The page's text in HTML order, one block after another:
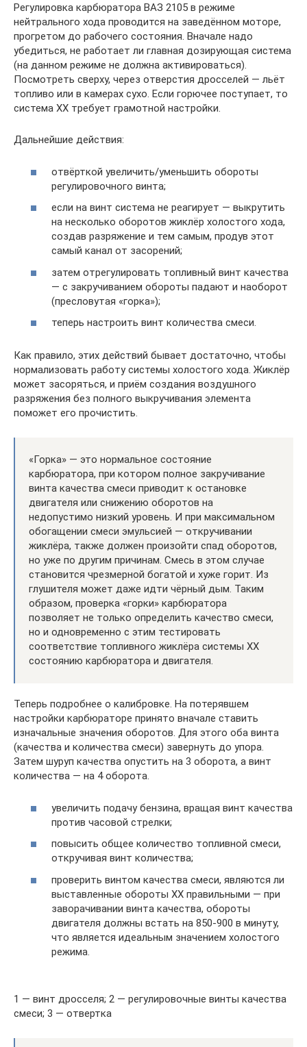
Регулировка карбюратора ВАЗ 2105 в режиме
нейтрального хода проводится на заведённом моторе,
прогретом до рабочего состояния. Вначале надо
убедиться, не работает ли главная дозирующая система
(на данном режиме не должна активироваться).
Посмотреть сверху, через отверстия дросселей — льёт
топливо или в камерах сухо. Если горючее поступает, то
система ХХ требует грамотной настройки.
Дальнейшие действия:
отвёрткой увеличить/уменьшить обороты
регулировочного винта;
если на винт система не реагирует — выкрутить
на несколько оборотов жиклёр холостого хода,
создав разряжение и тем самым, продув этот
самый канал от засорений;
затем отрегулировать топливный винт качества
— с закручиванием обороты падают и наоборот
(пресловутая «горка»);
теперь настроить винт количества смеси.
Как правило, этих действий бывает достаточно, чтобы
нормализовать работу системы холостого хода. Жиклёр
может засоряться, и приём создания воздушного
разряжения без полного выкручивания элемента
поможет его прочистить.
«Горка» — это нормальное состояние
карбюратора, при котором полное закручивание
винта качества смеси приводит к остановке
двигателя или снижению оборотов на
недопустимо низкий уровень. И при максимальном
обогащении смеси эмульсией — откручивании
жиклёра, также должен произойти спад оборотов,
но уже по другим причинам. Смесь в этом случае
становится чрезмерной богатой и хуже горит. Из
глушителя может даже идти чёрный дым. Таким
образом, проверка «горки» карбюратора
позволяет не только определить качество смеси,
но и одновременно с этим тестировать
соответствие топливного жиклёра системы ХХ
состоянию карбюратора и двигателя.
Теперь подробнее о калибровке. На потерявшем
настройки карбюраторе принято вначале ставить
изначальные значения оборотов. Для этого оба винта
(качества и количества смеси) завернуть до упора.
Затем шуруп качества опустить на 3 оборота, а винт
количества — на 4 оборота.
увеличить подачу бензина, вращая винт качества
против часовой стрелки;
повысить общее количество топливной смеси,
откручивая винт количества;
проверить винтом качества смеси, являются ли
выставленные обороты ХХ правильными — при
заворачивании винта качества, обороты
двигателя должны встать на 850-900 в минуту,
что является идеальным значением холостого
режима.
1 — винт дросселя; 2 — регулировочные винты качества
смеси; 3 — отвертка